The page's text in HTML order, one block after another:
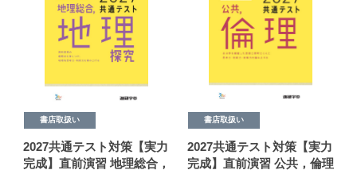
書店取扱い
2027共通テスト対策【実力
完成】直前演習 地理総合，
書店取扱い
2027共通テスト対策【実力
完成】直前演習 公共，倫理